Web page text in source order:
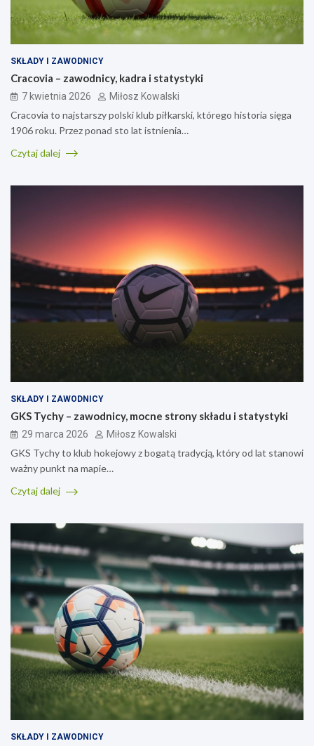
SKŁADY I ZAWODNICY
Cracovia – zawodnicy, kadra i statystyki
7 kwietnia 2026 Miłosz Kowalski
Cracovia to najstarszy polski klub piłkarski, którego historia sięga
1906 roku. Przez ponad sto lat istnienia…
Czytaj dalej
SKŁADY I ZAWODNICY
GKS Tychy – zawodnicy, mocne strony składu i statystyki
29 marca 2026 Miłosz Kowalski
GKS Tychy to klub hokejowy z bogatą tradycją, który od lat stanowi
ważny punkt na mapie…
Czytaj dalej
SKŁADY I ZAWODNICY